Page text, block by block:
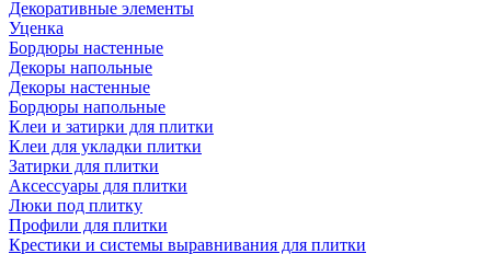
Декоративные элементы
Уценка
Бордюры настенные
Декоры напольные
Декоры настенные
Бордюры напольные
Клеи и затирки для плитки
Клеи для укладки плитки
Затирки для плитки
Аксессуары для плитки
Люки под плитку
Профили для плитки
Крестики и системы выравнивания для плитки